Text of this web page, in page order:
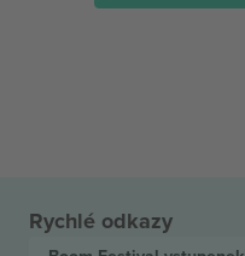
Rychlé odkazy